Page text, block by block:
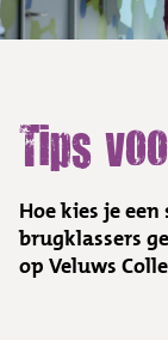
Tips
Hoe kies je
brugklassers
op Veluws